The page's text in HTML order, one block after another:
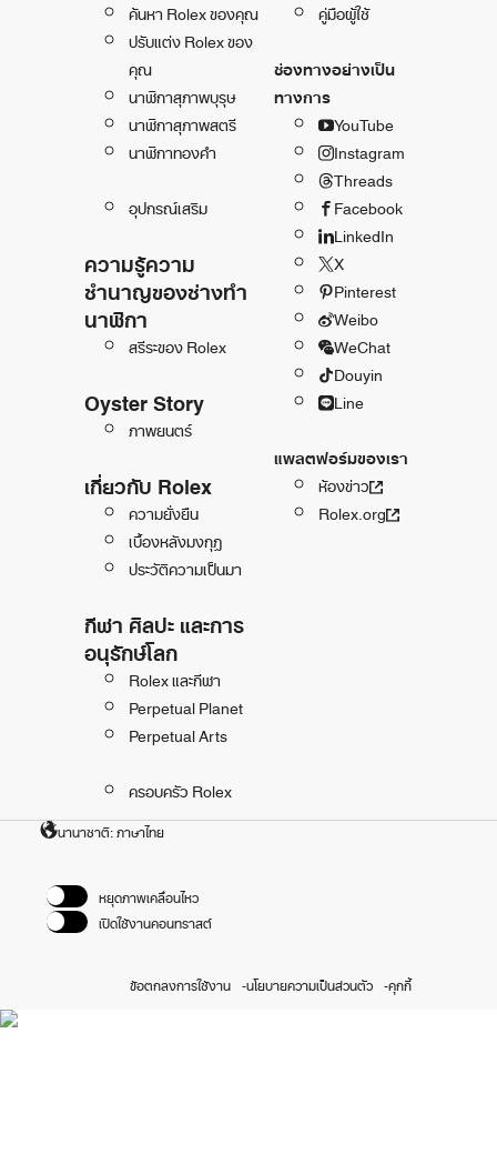
ค้นหา Rolex ของคุณ
ปรับแต่ง Rolex ของ
คุณ
นาฬิกาสุภาพบุรุษ
นาฬิกาสุภาพสตรี
นาฬิกาทองคำ
อุปกรณ์เสริม
ความรู้ความ
ชำนาญของช่างทำ
นาฬิกา
สรีระของ Rolex
Oyster Story
ภาพยนตร์
เกี่ยวกับ Rolex
ความยั่งยืน
เบื้องหลังมงกุฎ
ประวัติความเป็นมา
กีฬา ศิลปะ และการ
อนุรักษ์โลก
Rolex และกีฬา
Perpetual Planet
Perpetual Arts
ครอบครัว Rolex
คู่มือผู้ใช้
ช่องทางอย่างเป็น
ทางการ
YouTube
Instagram
Threads
Facebook
LinkedIn
X
Pinterest
Weibo
WeChat
Douyin
Line
แพลตฟอร์มของเรา
ห้องข่าว
Rolex.org
นานาชาติ: ภาษาไทย
หยุดภาพเคลื่อนไหว
เปิดใช้งานคอนทราสต์
ข้อตกลงการใช้งาน นโยบายความเป็นส่วนตัว คุกกี้